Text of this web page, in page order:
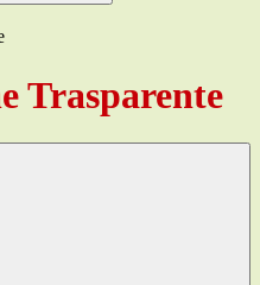
Trasparente